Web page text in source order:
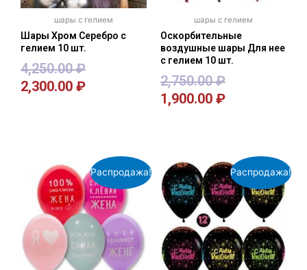
шары с гелием
Шары Хром Серебро с
гелием 10 шт.
4,250.00₽
2,300.00 ₽
шары с гелием
Оскорбительные
воздушные шары Для нее
с гелием 10 шт.
2,750.00₽
1,900.00 ₽
Распродажа! Распродажа!